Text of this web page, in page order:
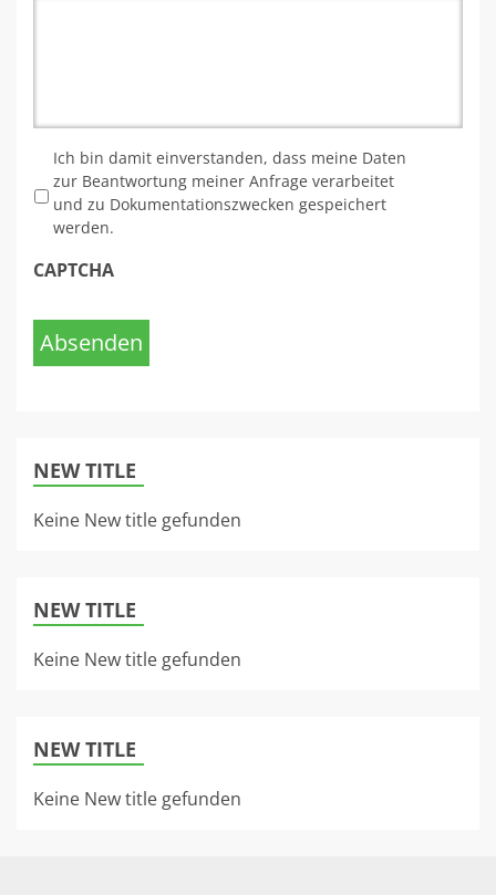
Ich bin damit einverstanden, dass meine Daten
zur Beantwortung meiner Anfrage verarbeitet
und zu Dokumentationszwecken gespeichert
werden.
CAPTCHA
Absenden
NEW TITLE
Keine New title gefunden
NEW TITLE
Keine New title gefunden
NEW TITLE
Keine New title gefunden